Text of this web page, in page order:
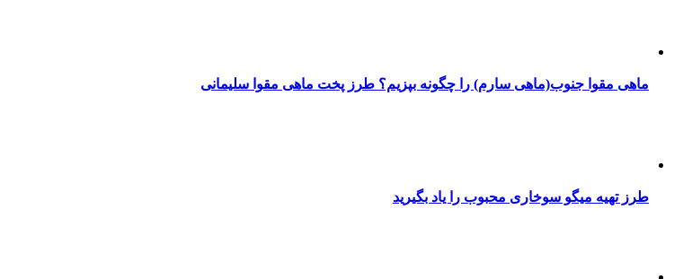
ماهی مقوا جنوب(ماهی سارم) را چگونه بپزیم؟ طرز پخت ماهی مقوا سلیمانی
طرز تهیه میگو سوخاری محبوب را یاد بگیرید